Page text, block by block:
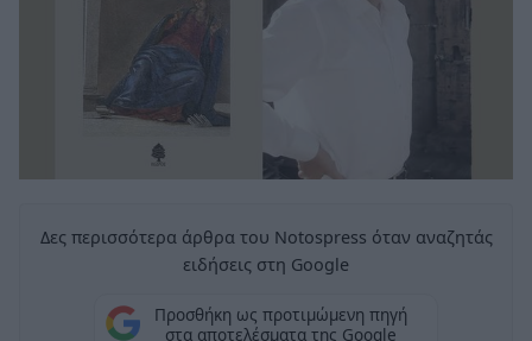
Δες περισσότερα άρθρα του Notospress όταν αναζητάς
ειδήσεις στη Google
Προσθήκη ως προτιμώμενη πηγή
στα αποτελέσματα της Google